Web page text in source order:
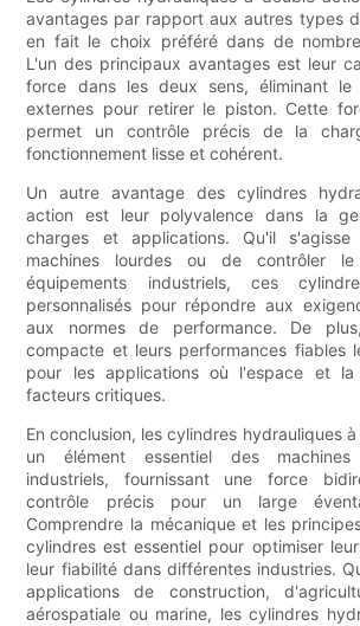
avantages par rapport aux autres types
en fait le choix préféré dans de
L'un des principaux avantages est leur
force dans les deux sens, éliminant
externes pour retirer le piston. Cette
permet un contrôle précis de la
fonctionnement lisse et cohérent.
Un autre avantage des cylindres
action est leur polyvalence dans la
charges et applications. Qu'il
machines lourdes ou de contrôler le
équipements industriels, ces
personnalisés pour répondre aux
aux normes de performance. De
compacte et leurs performances fiables
pour les applications où l'espace et
facteurs critiques.
En conclusion, les cylindres hydrauliques
un élément essentiel des
industriels, fournissant une force
contrôle précis pour un large
Comprendre la mécanique et les
cylindres est essentiel pour optimiser
leur fiabilité dans différentes industries.
applications de construction,
aérospatiale ou marine, les cylindres